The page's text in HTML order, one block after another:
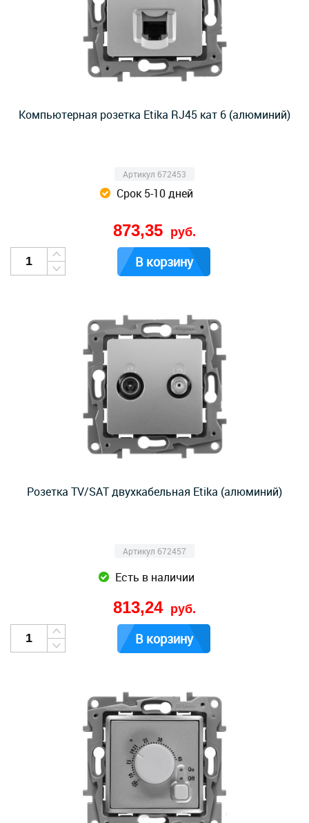
Компьютерная розетка Etika RJ45 кат 6 (алюминий)
Артикул 672453
Срок 5-10 дней
873,35 руб.
В корзину
Розетка TV/SAT двухкабельная Etika (алюминий)
Артикул 672457
Есть в наличии
813,24 руб.
В корзину